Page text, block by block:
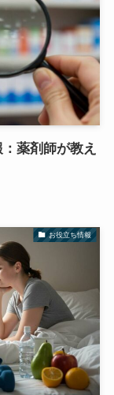
薬剤師が教え
お役立ち情報